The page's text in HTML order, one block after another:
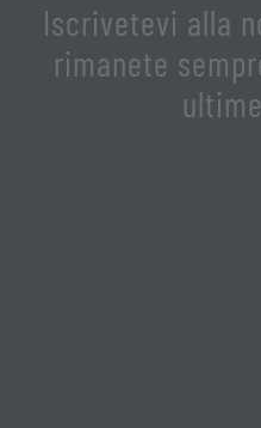
Iscrivetevi alla
rimanete